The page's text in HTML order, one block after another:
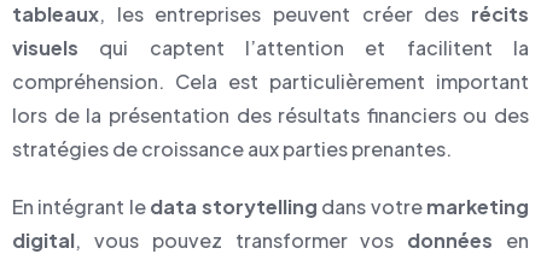
tableaux, les entreprises peuvent créer des récits
visuels qui captent l’attention et facilitent la
compréhension. Cela est particulièrement important
lors de la présentation des résultats financiers ou des
stratégies de croissance aux parties prenantes.
En intégrant ledata storytelling dans votremarketing
digital, vous pouvez transformer vos données en